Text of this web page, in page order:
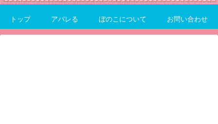
トップ アパレる ぼのこについて お問い合わせ